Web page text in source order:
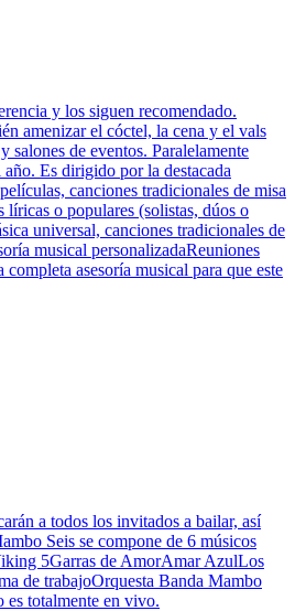
y los siguen recomendado.
amenizar el cóctel, la cena y el vals
salones de eventos. Paralelamente
Es dirigido por la destacada
canciones tradicionales de misa
líricas o populares (solistas, dúos o
universal, canciones tradicionales de
musical personalizadaReuniones
asesoría musical para que este
a todos los invitados a bailar, así
Seis se compone de 6 músicos
5Garras de AmorAmar AzulLos
de trabajoOrquesta Banda Mambo
es totalmente en vivo.